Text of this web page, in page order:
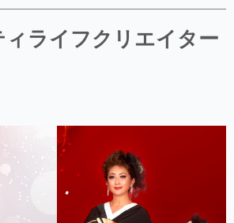
ィライフクリエイター